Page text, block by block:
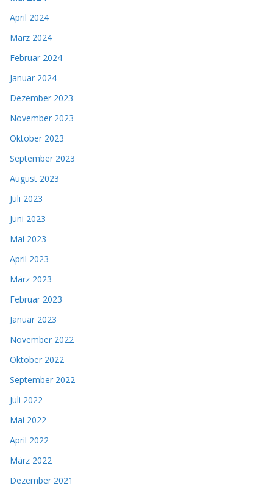
April 2024
März 2024
Februar 2024
Januar 2024
Dezember 2023
November 2023
Oktober 2023
September 2023
August 2023
Juli 2023
Juni 2023
Mai 2023
April 2023
März 2023
Februar 2023
Januar 2023
November 2022
Oktober 2022
September 2022
Juli 2022
Mai 2022
April 2022
März 2022
Dezember 2021